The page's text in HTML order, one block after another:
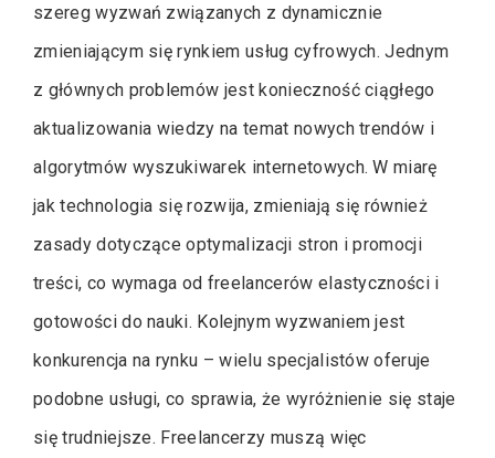
szereg wyzwań związanych z dynamicznie
zmieniającym się rynkiem usług cyfrowych. Jednym
z głównych problemów jest konieczność ciągłego
aktualizowania wiedzy na temat nowych trendów i
algorytmów wyszukiwarek internetowych. W miarę
jak technologia się rozwija, zmieniają się również
zasady dotyczące optymalizacji stron i promocji
treści, co wymaga od freelancerów elastyczności i
gotowości do nauki. Kolejnym wyzwaniem jest
konkurencja na rynku – wielu specjalistów oferuje
podobne usługi, co sprawia, że wyróżnienie się staje
się trudniejsze. Freelancerzy muszą więc